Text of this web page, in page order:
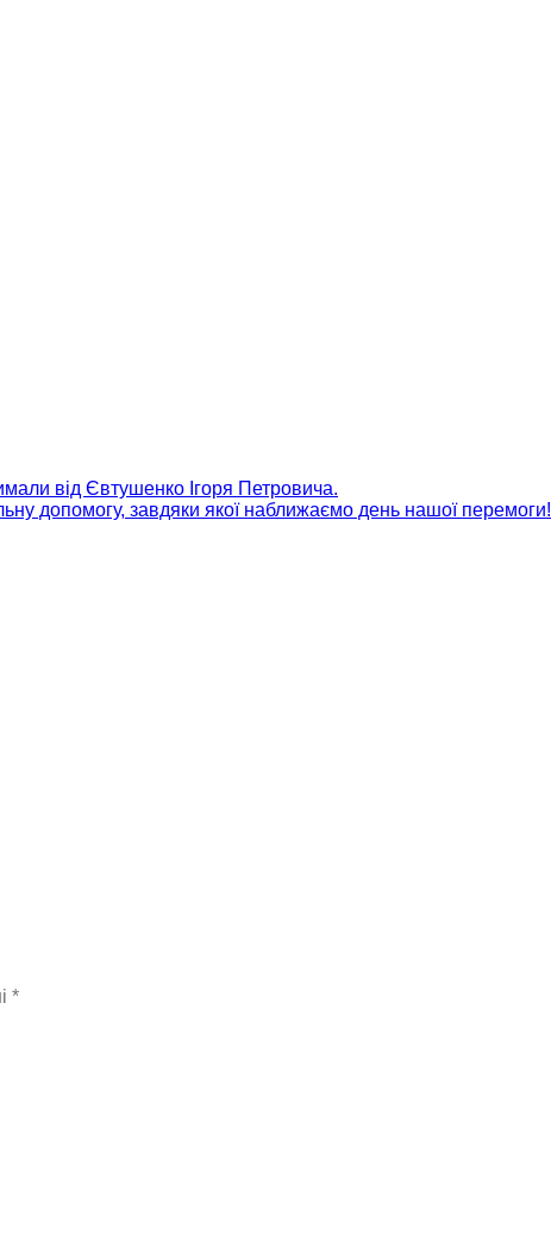
від Євтушенко Ігоря Петровича.
допомогу, завдяки якої наближаємо день нашої перемоги!
*